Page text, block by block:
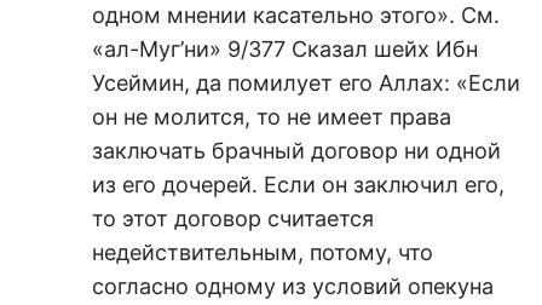
одном мнении касательно этого». См.
«ал-Муг’ни» 9/377 Сказал шейх Ибн
Усеймин, да помилует его Аллах: «Если
он не молится, то не имеет права
заключать брачный договор ни одной
из его дочерей. Если он заключил его,
то этот договор считается
недействительным, потому, что
согласно одному из условий опекуна